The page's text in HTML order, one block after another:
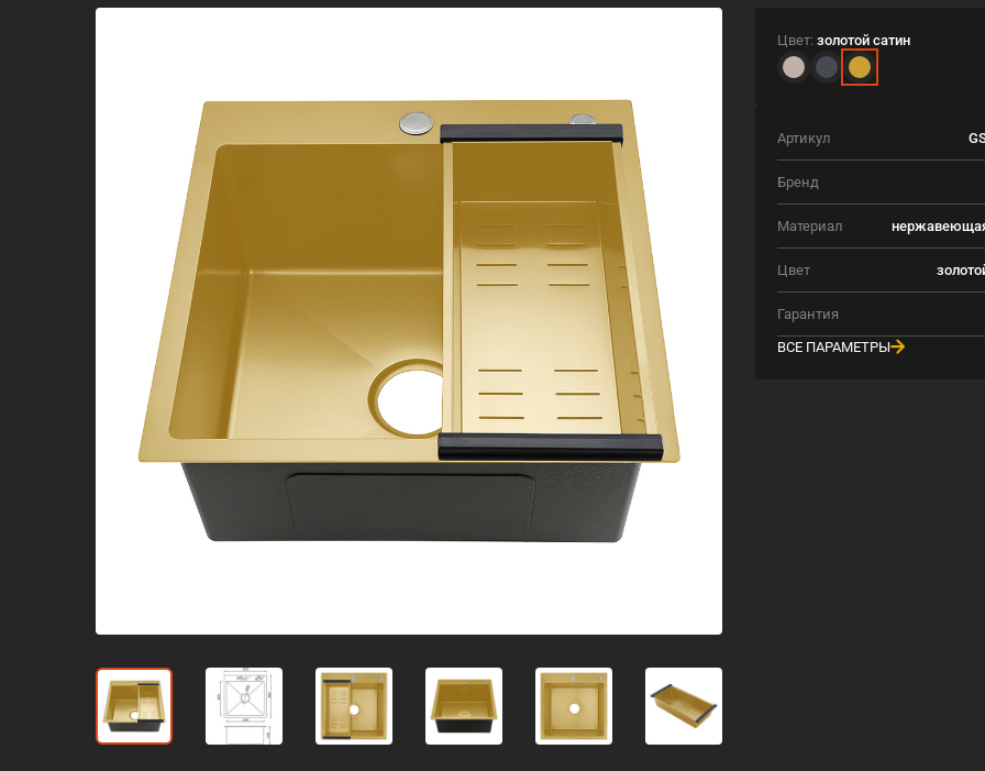
Цвет: золотой сатин
Артикул
Бренд
Материал
Цвет
Гарантия
ВСЕ ПАРАМЕТРЫ